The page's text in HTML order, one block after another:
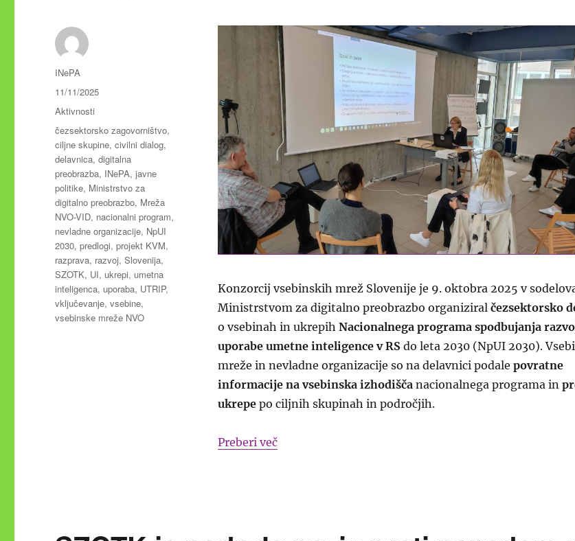
Konzorcij vsebinskih mrež Slovenije je 9. oktobra 2025 v
Ministrstvom za digitalno preobrazbo organiziral čezsektorsko
o vsebinah in ukrepih Nacionalnega programa spodbujanja
uporabe umetne inteligence v RSdo leta 2030 (NpUI 2030).
mreže in nevladne organizacije so na delavnici podale povratne
informacije na vsebinska izhodišča nacionalnega programa in
ukrepepo ciljnih skupinah in področjih.
Preberi več“Predlogi vsebin in ukrepov vsebinskih mrež za
Avtor
INePA
Objavljeno
dne
11/11/2025
Kategorije
Aktivnosti
Oznake
čezsektorsko zagovorništvo,
ciljne skupine,civilni dialog,
delavnica,digitalna
preobrazba, INePA,javne
politike, Ministrstvo za
digitalno preobrazbo, Mreža
NVO-VID, nacionalni program,
nevladne organizacije, NpUI
2030,predlogi,projekt KVM,
razprava, razvoj,Slovenija,
SZOTK, UI, ukrepi, umetna
inteligenca, uporaba, UTRIP,
vključevanje,vsebine,
vsebinske mreže NVO